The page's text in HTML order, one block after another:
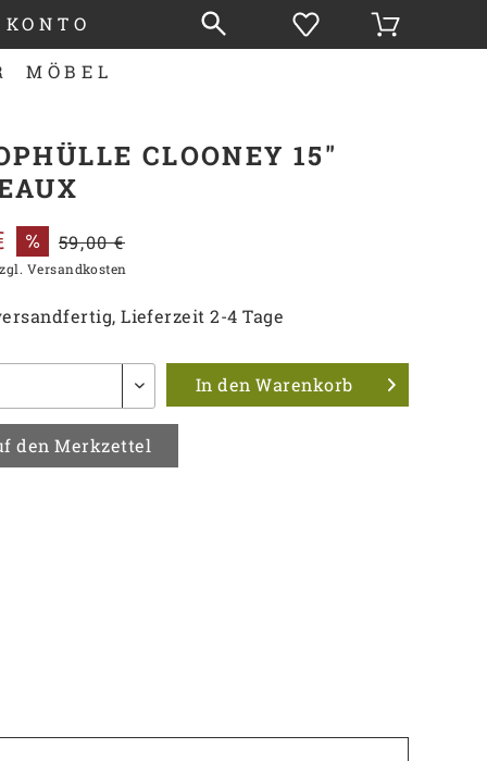
MÖBEL
CLOONEY 15"
59,00 €
Versandkosten
Lieferzeit 2-4 Tage
In den Warenkorb
den Merkzettel